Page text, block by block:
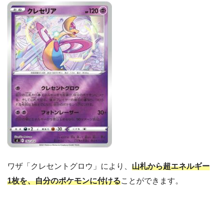
ワザ「クレセントグロウ」により、 山札から超エネルギー
1枚を、自分のポケモンに付けることができます。